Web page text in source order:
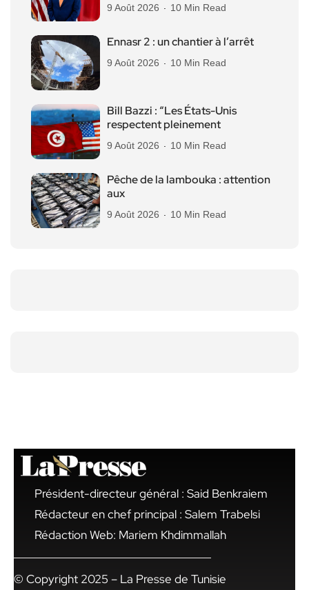
9 Août 2026 10 Min Read
Ennasr 2 : un chantier à l’arrêt
9 Août 2026 10 Min Read
Bill Bazzi : “Les États-Unis
respectent pleinement
9 Août 2026 10 Min Read
Pêche de la lambouka : attention
aux
9 Août 2026 10 Min Read
Président-directeur général : Said Benkraiem
Rédacteur en chef principal : Salem Trabelsi
Rédaction Web: Mariem Khdimmallah
© Copyright 2025 – La Presse de Tunisie